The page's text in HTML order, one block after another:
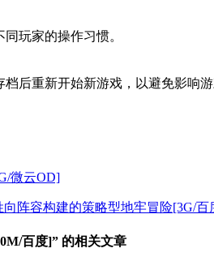
玩家的操作习惯。
后重新开始新游戏，以避免影响游
微云OD]
向阵容构建的策略型地牢冒险[3G/百
百度]” 的相关文章